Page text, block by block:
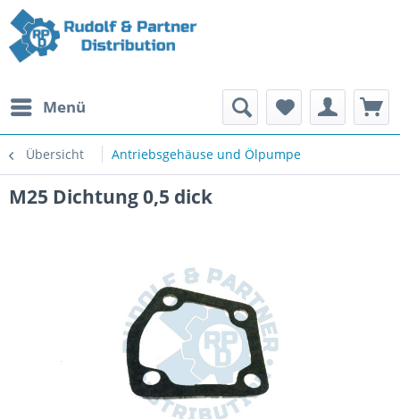
Menü
Übersicht Antriebsgehäuse und Ölpumpe
M25 Dichtung 0,5 dick